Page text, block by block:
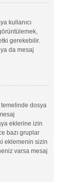
kullanıcı
gerekebilir.
da mesaj
temelinde dosya
eklerine izin
bazı gruplar
eklemenin sizin
varsa mesaj